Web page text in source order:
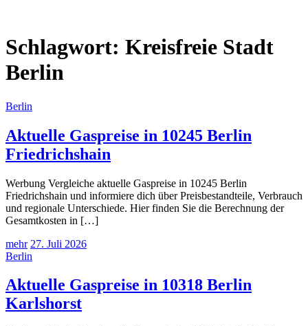
Schlagwort: Kreisfreie Stadt
Berlin
Berlin
Aktuelle Gaspreise in 10245 Berlin
Friedrichshain
Werbung Vergleiche aktuelle Gaspreise in 10245 Berlin
Friedrichshain und informiere dich über Preisbestandteile, Verbrauch
und regionale Unterschiede. Hier finden Sie die Berechnung der
Gesamtkosten in […]
mehr 27. Juli 2026
Berlin
Aktuelle Gaspreise in 10318 Berlin
Karlshorst